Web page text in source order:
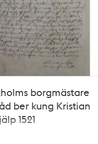
borgmästare
ber kung Kristian
1521